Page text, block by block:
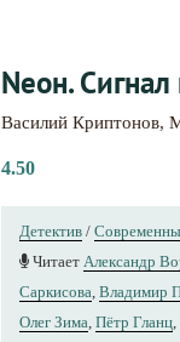
Nеон.
Василий Криптонов,
4.50
Детектив /
Читает Александр
Саркисова, Владимир
Олег Зима, Пётр Гланц,